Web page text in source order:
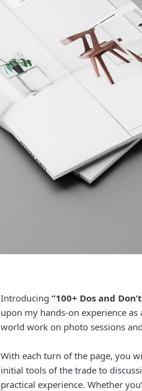
Introducing “100+ Dos and
upon my hands-on experience
world work on photo sessions
With each turn of the page, you
initial tools of the trade to
practical experience. Whether